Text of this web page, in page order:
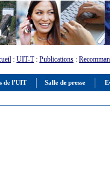
de l'UIT Salle de presse
: UIT-T: Publications :